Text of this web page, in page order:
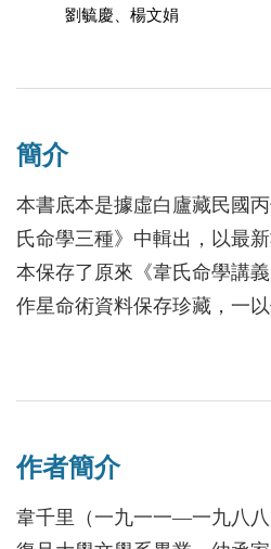
劉毓慶、楊文娟
簡介
本書底本是據虛白廬藏民國
氏命學三種》中輯出，以最
本保存了原來《韋氏命學講
作星命術資料保存珍藏，一
作者簡介
韋千里（一九一一—一九八